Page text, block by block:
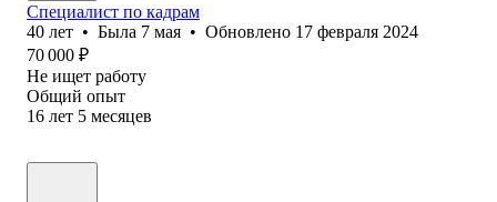
Специалист по кадрам
40 лет • Была 7 мая • Обновлено 17 февраля 2024
70 000 ₽
Не ищет работу
Общий опыт
16 лет 5 месяцев